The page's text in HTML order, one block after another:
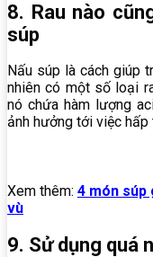
8. Rau nào
súp
Nấu súp là cách giúp
nhiên có một số loại
nó chứa hàm lượng
ảnh hưởng tới việc hấp
Xem thêm: 4 món súp
vù
9. Sử dụng quá